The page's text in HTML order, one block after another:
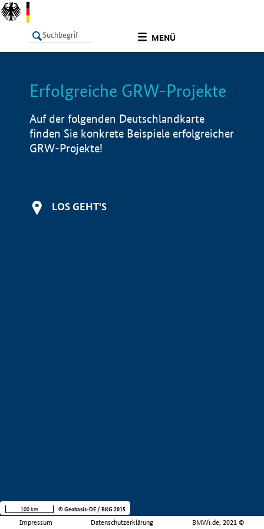
MENÜ
LISTE Info
Erfolgreiche GRW-Projekte
Auf der folgenden Deutschlandkarte
finden Sie konkrete Beispiele erfolgreicher
GRW-Projekte!
LOS GEHT'S
Impressum Datenschutzerklärung BMWi.de, 2021 ©
100 km © Geobasis-DE / BKG 2015